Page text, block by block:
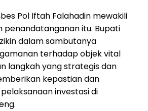
Pol Iftah Falahadin mewakili
penandatanganan itu. Bupati
dalam sambutanya
terhadap objek vital
langkah yang strategis dan
kepastian dan
investasi di